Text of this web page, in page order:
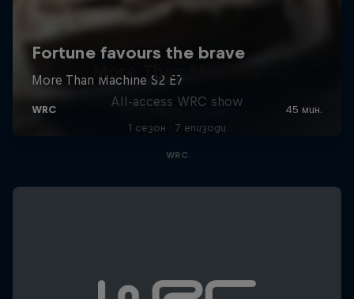
More Than Machine
All-access WRC show
1 сезон · 7 епизоди
WRC